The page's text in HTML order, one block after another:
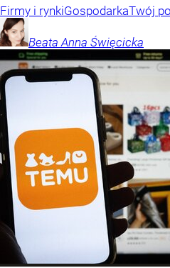
Firmy i rynkiGospodarkaTwój
Beata Anna Święcicka